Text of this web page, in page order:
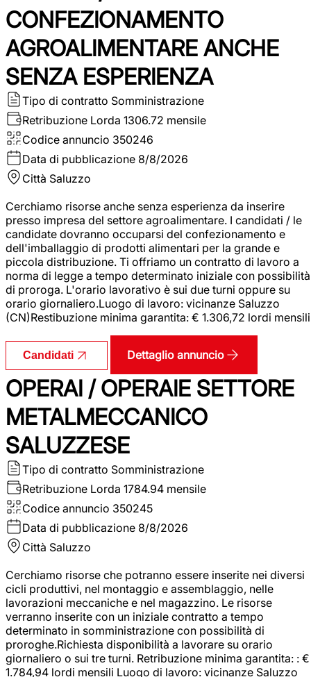
CONFEZIONAMENTO
AGROALIMENTARE ANCHE
SENZA ESPERIENZA
Tipo di contratto Somministrazione
Retribuzione Lorda 1306.72 mensile
Codice annuncio 350246
Data di pubblicazione 8/8/2026
Città Saluzzo
Cerchiamo risorse anche senza esperienza da inserire
presso impresa del settore agroalimentare. I candidati / le
candidate dovranno occuparsi del confezionamento e
dell'imballaggio di prodotti alimentari per la grande e
piccola distribuzione. Ti offriamo un contratto di lavoro a
norma di legge a tempo determinato iniziale con possibilità
di proroga. L'orario lavorativo è sui due turni oppure su
orario giornaliero.Luogo di lavoro: vicinanze Saluzzo
(CN)Restibuzione minima garantita: € 1.306,72 lordi mensili
Candidati Dettaglio annuncio
OPERAI / OPERAIE SETTORE
METALMECCANICO
SALUZZESE
Tipo di contratto Somministrazione
Retribuzione Lorda 1784.94 mensile
Codice annuncio 350245
Data di pubblicazione 8/8/2026
Città Saluzzo
Cerchiamo risorse che potranno essere inserite nei diversi
cicli produttivi, nel montaggio e assemblaggio, nelle
lavorazioni meccaniche e nel magazzino. Le risorse
verranno inserite con un iniziale contratto a tempo
determinato in somministrazione con possibilità di
proroghe.Richiesta disponibilità a lavorare su orario
giornaliero o sui tre turni. Retribuzione minima garantita: : €
1.784,94 lordi mensili Luogo di lavoro: vicinanze Saluzzo